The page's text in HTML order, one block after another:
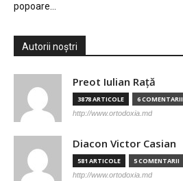
popoare…
Autorii noștri
Preot Iulian Raţă
3878 ARTICOLE 6 COMENTARII
http://www.ortodoxia.md
Diacon Victor Casian
581 ARTICOLE 5 COMENTARII
http://www.ortodoxia.md